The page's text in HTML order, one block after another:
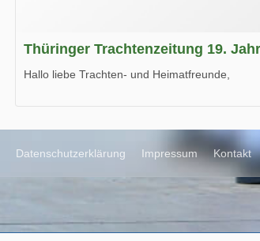
Thüringer Trachtenzeitung 19.
Hallo liebe Trachten- und Heimatfreunde,
Datenschutzerklärung Impressum Kontakt